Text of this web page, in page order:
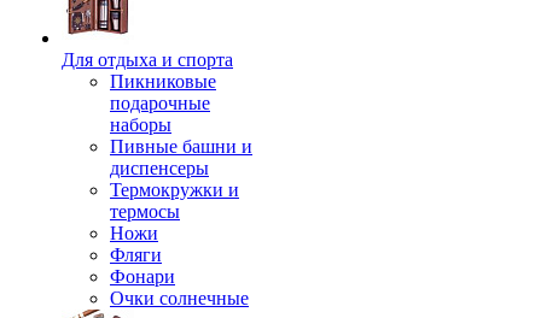
Для отдыха и спорта
Пикниковые
подарочные
наборы
Пивные башни и
диспенсеры
Термокружки и
термосы
Ножи
Фляги
Фонари
Очки солнечные